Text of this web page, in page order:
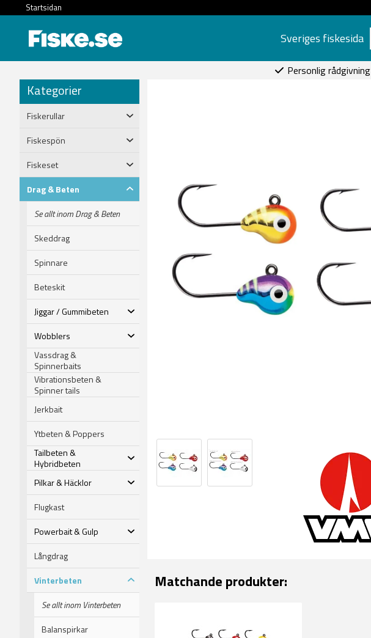
Startsidan
Sveriges fiskesida
Personlig rådgivning
Kategorier
Fiskerullar
Fiskespön
Fiskeset
Drag & Beten
Se allt inom Drag & Beten
Skeddrag
Spinnare
Beteskit
Jiggar / Gummibeten
Wobblers
Vassdrag &
Spinnerbaits
Vibrationsbeten &
Spinner tails
Jerkbait
Ytbeten & Poppers
Tailbeten &
Hybridbeten
Pilkar & Häcklor
Flugkast
Powerbait & Gulp
Långdrag
Vinterbeten
Se allt inom Vinterbeten
Balanspirkar
Matchande produkter: